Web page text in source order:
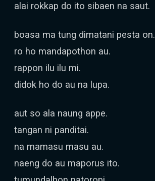
alai rokkap do ito sibaen na saut.
boasa ma tung dimatani pesta on.
ro ho mandapothon au.
rappon ilu ilu mi.
didok ho do au na lupa.
aut so ala naung appe.
tangan ni panditai.
na mamasu masu au.
naeng do au maporus ito.